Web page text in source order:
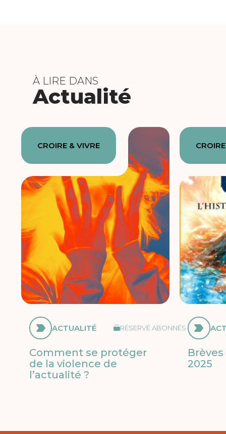
À LIRE DANS
Actualité
CROIRE & VIVRE
ACTUALITÉ RÉSERVÉ ABONNÉS
Comment se protéger
de la violence de
l’actualité ?
2025